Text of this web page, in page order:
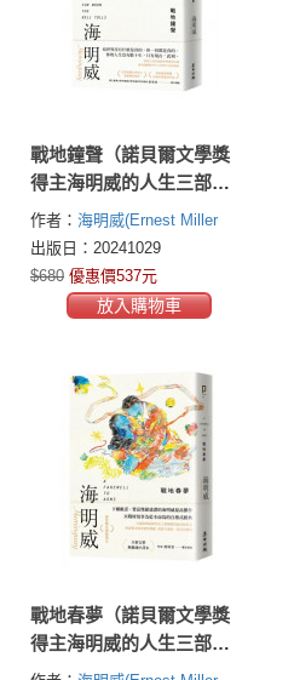
戰地鐘聲（諾貝爾文學獎
得主海明威的人生三部曲
III）
作者： 海明威(Ernest Miller
Hemingway )
出版日：20241029
$680 優惠價537元
放入購物車
戰地春夢（諾貝爾文學獎
得主海明威的人生三部曲
II）